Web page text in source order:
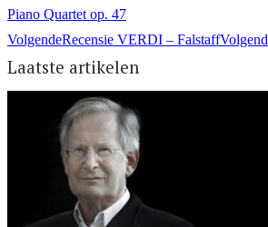
Piano Quartet op. 47
VolgendeRecensie VERDI – Falstaff
Laatste artikelen